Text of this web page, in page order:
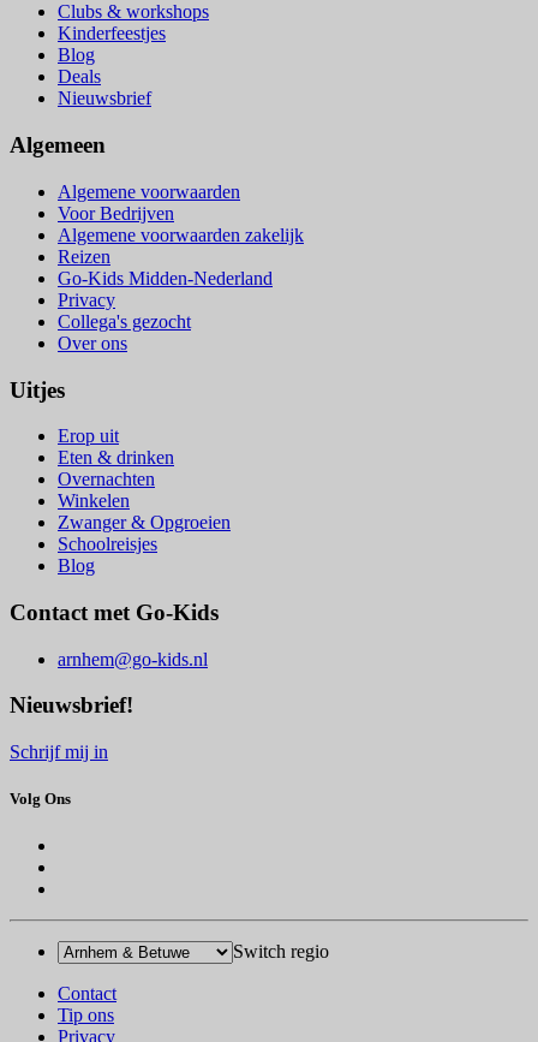
Clubs & workshops
Kinderfeestjes
Blog
Deals
Nieuwsbrief
Algemeen
Algemene voorwaarden
Voor Bedrijven
Algemene voorwaarden zakelijk
Reizen
Go-Kids Midden-Nederland
Privacy
Collega's gezocht
Over ons
Uitjes
Erop uit
Eten & drinken
Overnachten
Winkelen
Zwanger & Opgroeien
Schoolreisjes
Blog
Contact met Go-Kids
arnhem@go-kids.nl
Nieuwsbrief!
Schrijf mij in
Volg Ons
Switch regio
Contact
Tip ons
Privacy